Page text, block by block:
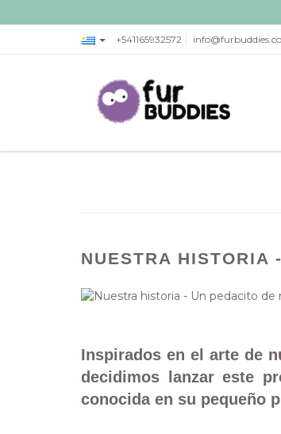
+541165932572
NUESTRA HISTORIA
Inspirados en el arte de
decidimos lanzar este
conocida en su pequeño